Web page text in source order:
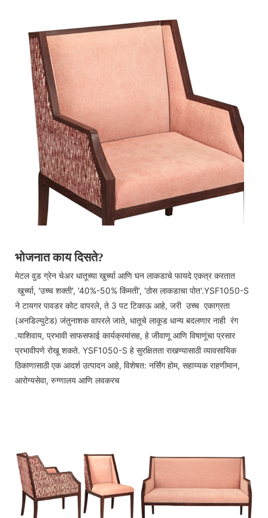
भोजनात काय दिसते?
मेटल वुड ग्रेन चेअर धातूच्या खुर्च्या आणि घन लाकडाचे फायदे एकत्र करतात
खुर्च्या, 'उच्च शक्ती', '40%-50% किंमती', 'ठोस लाकडाचा पोत'.YSF1050-S
ने टायगर पावडर कोट वापरले, ते 3 पट टिकाऊ आहे, जरी उच्च एकाग्रता
(अनडिल्युटेड) जंतुनाशक वापरले जाते, धातूचे लाकूड धान्य बदलणार नाही रंग
.याशिवाय, प्रभावी साफसफाई कार्यक्रमांसह, हे जीवाणू आणि विषाणूंचा प्रसार
प्रभावीपणे रोखू शकते. YSF1050-S हे सुरक्षितता राखण्यासाठी व्यावसायिक
ठिकाणासाठी एक आदर्श उत्पादन आहे, विशेषत: नर्सिंग होम, सहाय्यक राहणीमान,
आरोग्यसेवा, रुग्णालय आणि लवकरच